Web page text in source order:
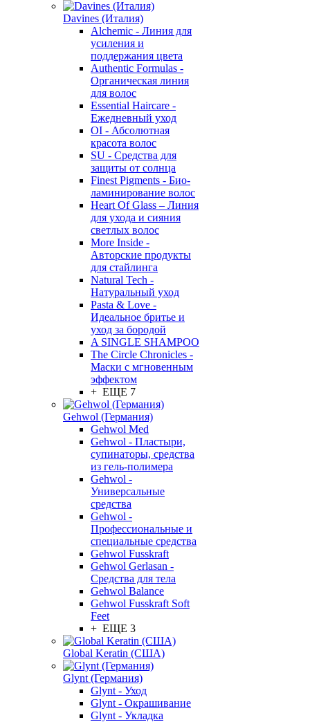
Davines (Италия)
Alchemic - Линия для
усиления и
поддержания цвета
Authentic Formulas -
Органическая линия
для волос
Essential Haircare -
Eжедневный уход
OI - Абсолютная
красота волос
SU - Средства для
защиты от солнца
Finest Pigments - Био-
ламинирование волос
Heart Of Glass – Линия
для ухода и сияния
светлых волос
More Inside -
Авторские продукты
для стайлинга
Natural Tech -
Натуральный уход
Pasta & Love -
Идеальное бритье и
уход за бородой
A SINGLE SHAMPOO
The Circle Chronicles -
Маски с мгновенным
эффектом
+ ЕЩЕ 7
Gehwol (Германия)
Gehwol Med
Gehwol - Пластыри,
супинаторы, средства
из гель-полимера
Gehwol -
Универсальные
средства
Gehwol -
Профессиональные и
специальные средства
Gehwol Fusskraft
Gehwol Gerlasan -
Средства для тела
Gehwol Balance
Gehwol Fusskraft Soft
Feet
+ ЕЩЕ 3
Global Keratin (США)
Glynt (Германия)
Glynt - Уход
Glynt - Окрашивание
Glynt - Укладка